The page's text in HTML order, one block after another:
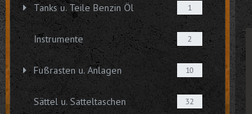
Tanks u. Teile Benzin Öl 1
Instrumente 2
Fußrasten u. Anlagen 10
Sättel u. Satteltaschen 32